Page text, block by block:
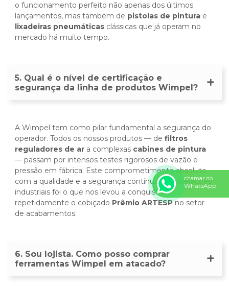
o funcionamento perfeito não apenas dos últimos
lançamentos, mas também de pistolas de pintura e
lixadeiras pneumáticas clássicas que já operam no
mercado há muito tempo.
5. Qual é o nível de certificação e
segurança da linha de produtos Wimpel?
A Wimpel tem como pilar fundamental a segurança do
operador. Todos os nossos produtos — de filtros
reguladores de ar a complexas cabines de pintura
— passam por intensos testes rigorosos de vazão e
pressão em fábrica. Este comprometimento absoluto
com a qualidade e a segurança contínua nas operações
industriais foi o que nos levou a conquistar
repetidamente o cobiçado Prêmio ARTESPno setor
de acabamentos.
6. Sou lojista. Como posso comprar
ferramentas Wimpel em atacado?
chamar no
WhatsApp